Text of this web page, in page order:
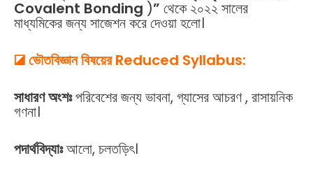
Covalent Bonding )” থেকে ২০২২ সালের
মাধ্যমিকের জন্য সাজেশন করে দেওয়া হলো।
◪ ভৌতবিজ্ঞান বিষয়ের Reduced Syllabus:
সাধারণ অংশঃপরিবেশের জন্য ভাবনা, গ্যাসের আচরণ , রাসায়নিক
গণনা।
পদার্থবিদ্যাঃআলো, চলতড়িৎ।